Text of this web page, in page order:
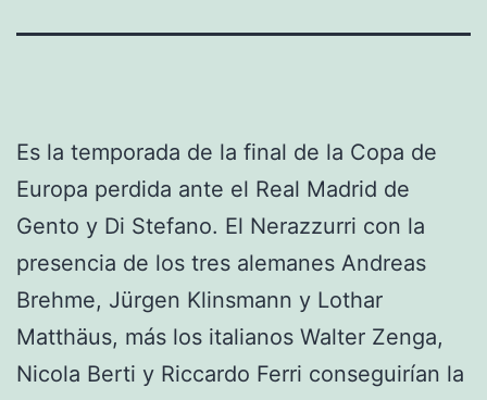
Es la temporada de la final de la Copa de
Europa perdida ante el Real Madrid de
Gento y Di Stefano. El Nerazzurri con la
presencia de los tres alemanes Andreas
Brehme, Jürgen Klinsmann y Lothar
Matthäus, más los italianos Walter Zenga,
Nicola Berti y Riccardo Ferri conseguirían la